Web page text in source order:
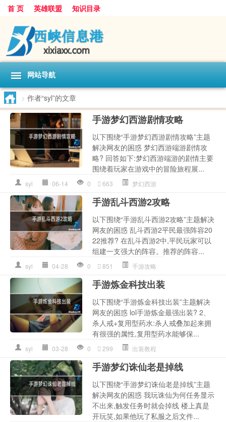
首 页 英雄联盟 知识目录
网站导航
> 作者“syl”的文章
手游梦幻西游剧情攻略
以下围绕“手游梦幻西游剧情攻略”主题
解决网友的困惑 梦幻西游端游剧情攻
略? 回答如下:梦幻西游端游的剧情主要
围绕着玩家在游戏中的冒险旅程展...
syl 06-14 0 663 梦幻西游
手游乱斗西游2攻略
以下围绕“手游乱斗西游2攻略”主题解决
网友的困惑 乱斗西游2平民最强阵容20
22推荐? 在乱斗西游2中,平民玩家可以
组建一支强大的阵容。推荐的阵容...
syl 04-28 0 851 手游攻略
手游炼金科技出装
以下围绕“手游炼金科技出装”主题解决
网友的困惑 lol手游炼金最强出装? 2、
杀人戒+复用型药水:杀人戒叠加起来拥
有很强的属性,复用型药水能够保...
syl 03-28 0 299 出装教程
手游梦幻诛仙老是掉线
以下围绕“手游梦幻诛仙老是掉线”主题
解决网友的困惑 我玩诛仙为何任务显示
不出来,触发任务时就会掉线 楼上真是
开玩笑,如果他玩了私服之后文件...